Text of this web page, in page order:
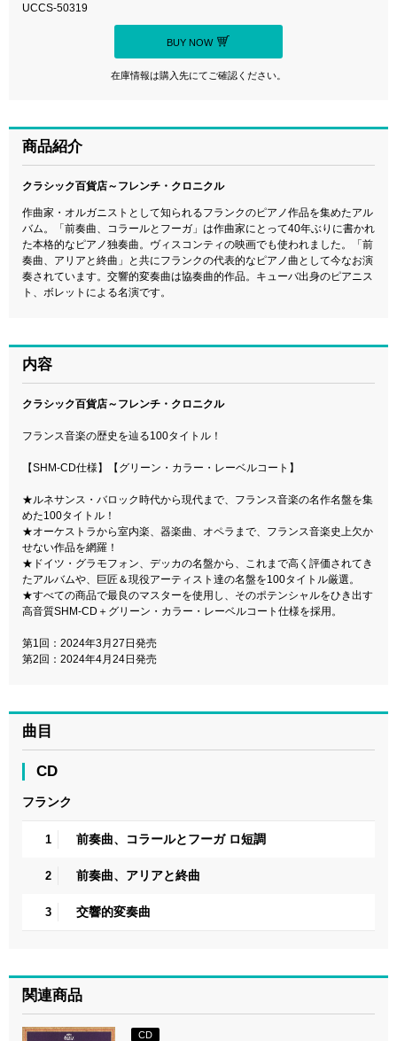
UCCS-50319
BUY NOW
在庫情報は購入先にてご確認ください。
商品紹介
クラシック百貨店～フレンチ・クロニクル
作曲家・オルガニストとして知られるフランクのピアノ作品を集めたアル
バム。「前奏曲、コラールとフーガ」は作曲家にとって40年ぶりに書かれ
た本格的なピアノ独奏曲。ヴィスコンティの映画でも使われました。「前
奏曲、アリアと終曲」と共にフランクの代表的なピアノ曲として今なお演
奏されています。交響的変奏曲は協奏曲的作品。キューバ出身のピアニス
ト、ボレットによる名演です。
内容
クラシック百貨店～フレンチ・クロニクル
フランス音楽の歴史を辿る100タイトル！
【SHM-CD仕様】【グリーン・カラー・レーベルコート】
★ルネサンス・バロック時代から現代まで、フランス音楽の名作名盤を集
めた100タイトル！
★オーケストラから室内楽、器楽曲、オペラまで、フランス音楽史上欠か
せない作品を網羅！
★ドイツ・グラモフォン、デッカの名盤から、これまで高く評価されてき
たアルバムや、巨匠＆現役アーティスト達の名盤を100タイトル厳選。
★すべての商品で最良のマスターを使用し、そのポテンシャルをひき出す
高音質SHM-CD＋グリーン・カラー・レーベルコート仕様を採用。
第1回：2024年3月27日発売
第2回：2024年4月24日発売
曲目
CD
フランク
1 前奏曲、コラールとフーガ ロ短調
2 前奏曲、アリアと終曲
3 交響的変奏曲
関連商品
CD